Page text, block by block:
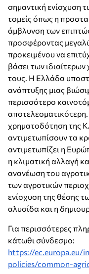
σημαντική ενίσχυση
τομείς όπως η
άμβλυνση των
προσφέροντας
προκειμένου να
βάσει των
τους. Η Ελλάδα
ανάπτυξης μιας
περισσότερο
χρηματοδότηση της
αντιμετωπίσουν τα
αντιμετωπίζει η
η κλιματική αλλαγή
ανανέωση του
των αγροτικών
ενίσχυση της θέσης
αλυσίδα και η
Για περισσότερες
κάτωθι σύνδεσμο:
https://ec.europa.eu/
policies/common-